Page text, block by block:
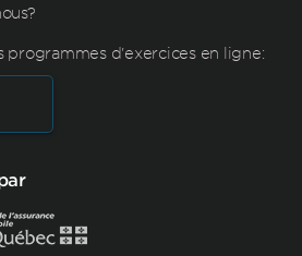
programmes d'exercices en ligne: